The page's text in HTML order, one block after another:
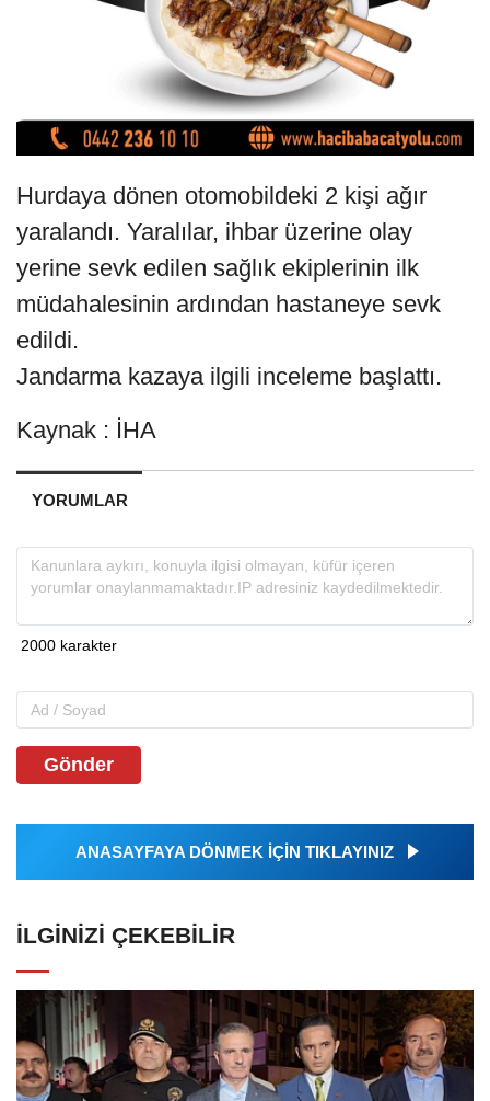
Hurdaya dönen otomobildeki 2 kişi ağır
yaralandı. Yaralılar, ihbar üzerine olay
yerine sevk edilen sağlık ekiplerinin ilk
müdahalesinin ardından hastaneye sevk
edildi.
Jandarma kazaya ilgili inceleme başlattı.
Kaynak : İHA
YORUMLAR
Gönder
ANASAYFAYA DÖNMEK İÇİN TIKLAYINIZ
İLGINIZI ÇEKEBILIR